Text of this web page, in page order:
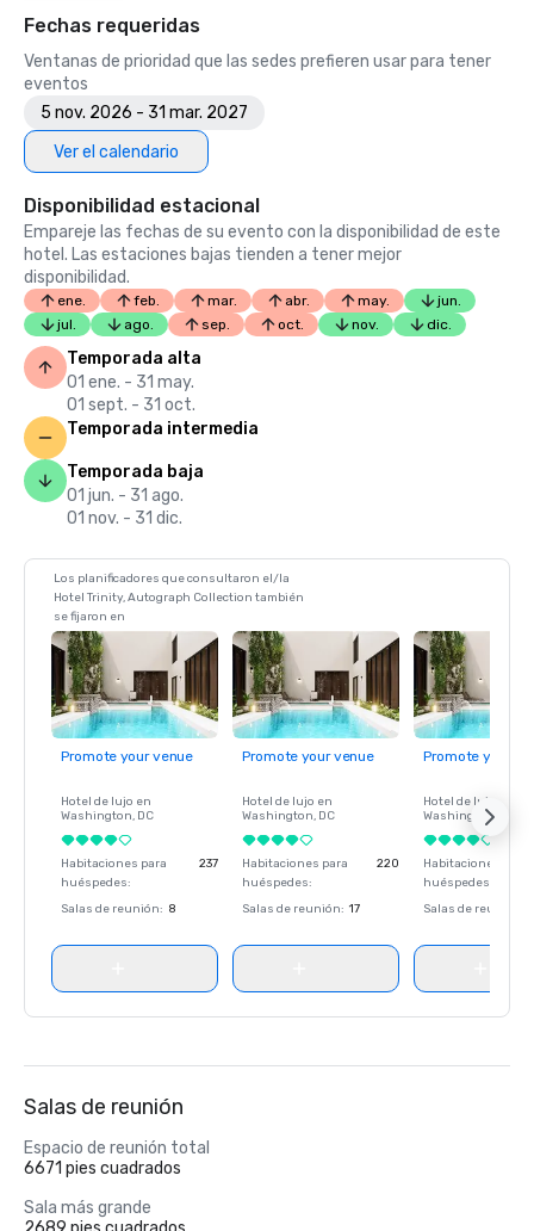
Fechas requeridas
Ventanas de prioridad que las sedes prefieren usar para tener
eventos
5 nov. 2026 - 31 mar. 2027
Ver el calendario
Disponibilidad estacional
Empareje las fechas de su evento con la disponibilidad de este
hotel. Las estaciones bajas tienden a tener mejor
disponibilidad.
ene. feb. mar. abr. may.
jun.
jul.
ago. sep. oct. nov. dic.
Temporada alta
01 ene. - 31 may.
01 sept. - 31 oct.
Temporada intermedia
Temporada baja
01 jun. - 31 ago.
01 nov. - 31 dic.
Los planificadores que consultaron el/la
Hotel Trinity, Autograph Collection también
se fijaron en
Promote your venue
Hotel de lujo en
Washington, DC
Habitaciones para
huéspedes:
237
Salas de reunión: 8
Promote your venue
Hotel de lujo en
Washington, DC
Habitaciones para
huéspedes:
220
Salas de reunión: 17
Promote your
Hotel de lujo en
Washington
Habitaciones para
huéspedes
Salas de reunión
Salas de reunión
Espacio de reunión total
6671 pies cuadrados
Sala más grande